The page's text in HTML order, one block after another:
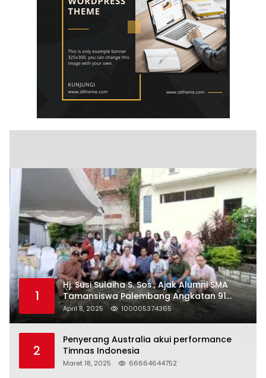
1
Hj. Susi Sulaiha S. Sos., Ajak Alumni SMA
Tamansiswa Palembang Angkatan 91
Halal Bihalal
April 8, 2025 100005374365
2
Penyerang Australia akui performance
Timnas Indonesia
Maret 18, 2025 66664644752